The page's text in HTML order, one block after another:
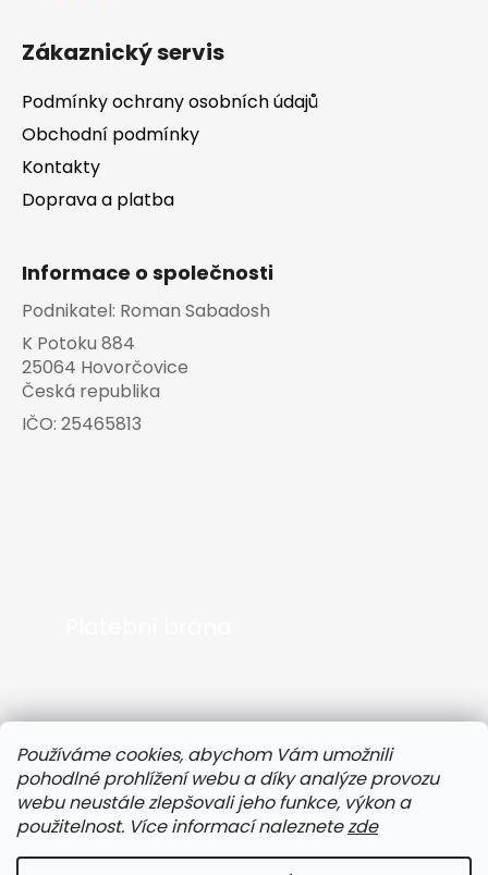
Používáme cookies, abychom Vám umožnili
pohodlné prohlížení webu a díky analýze provozu
webu neustále zlepšovali jeho funkce, výkon a
použitelnost. Více informací naleznetezde
Zákaznický servis
Podmínky ochrany osobních údajů
Obchodní podmínky
Kontakty
Doprava a platba
Informace o společnosti
Podnikatel: Roman Sabadosh
K Potoku 884
25064 Hovorčovice
Česká republika
IČO: 25465813